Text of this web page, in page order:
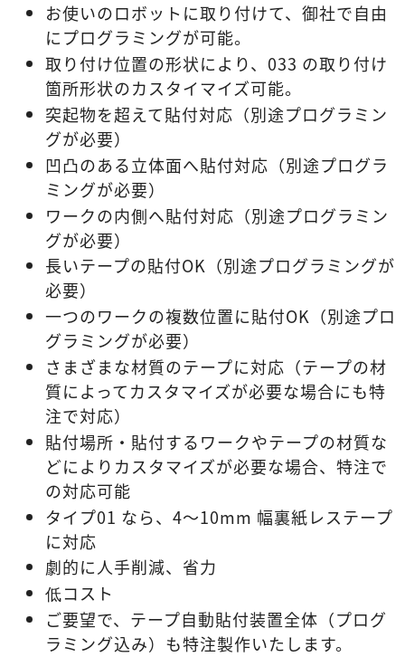
お使いのロボットに取り付けて、 御社で自由
にプログラミングが可能。
取り付け位置の形状により、 033 の取り付け
箇所形状のカスタイマイズ可能。
突起物を超えて貼付対応 （別途プログラミン
グが必要）
凹凸のある立体面へ貼付対応 （別途プログラ
ミングが必要）
ワークの内側へ貼付対応 （別途プログラミン
グが必要）
長いテープの貼付OK （別途プログラミングが
必要）
一つのワークの複数位置に貼付OK（別途プロ
グラミングが必要）
さまざまな材質のテープに対応 （テープの材
質によってカスタマイズが必要な場合にも特
注で対応）
貼付場所・貼付するワークやテープの材質な
どにより カスタマイズが必要な場合、特注で
の対応可能
タイプ01 なら、4～10mm 幅裏紙レステープ
に対応
劇的に人手削減、省力
低コスト
ご要望で、テープ自動貼付装置全体（プログ
ラミング込み）も特注製作いたします。